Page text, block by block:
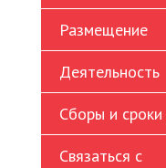
Размещение
Деятельность
Сборы и сроки
Связаться с